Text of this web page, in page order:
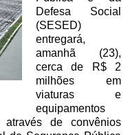
Defesa Social
(SESED)
entregará,
amanhã (23),
cerca de R$ 2
milhões em
viaturas e
equipamentos
de convênios